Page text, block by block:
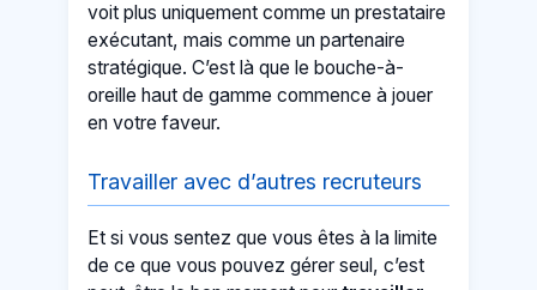
voit plus uniquement comme un prestataire
exécutant, mais comme un partenaire
stratégique. C’est là que le bouche-à-
oreille haut de gamme commence à jouer
en votre faveur.
Travailler avec d’autres recruteurs
Et si vous sentez que vous êtes à la limite
de ce que vous pouvez gérer seul, c’est